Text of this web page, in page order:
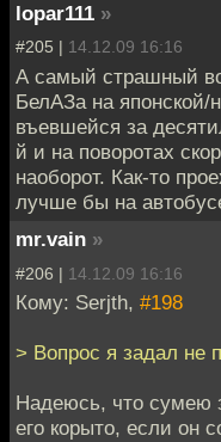
lopar111 »
#205 | 14.12.09 16:16
А самый страшный
БелАЗа на японской/
въевшейся за
й и на поворотах
наоборот. Как-то
лучше бы на
mr.vain »
#206 | 14.12.09 16:16
Кому: Serjth, #198
> Вопрос я задал не
Надеюсь, что сумею
его корыто, если он